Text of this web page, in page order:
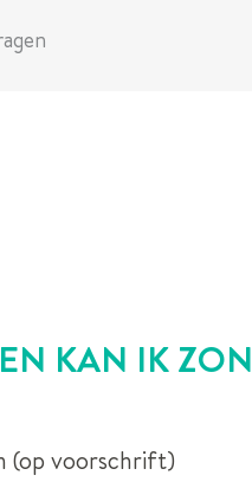
KAN IK
(op voorschrift)